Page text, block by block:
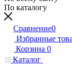
По каталогу
Сравнение0
Избранные
Корзина 0
Каталог